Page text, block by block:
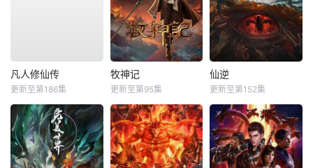
凡人修仙传
更新至第186集
牧神记
更新至第95集
仙逆
更新至第152集